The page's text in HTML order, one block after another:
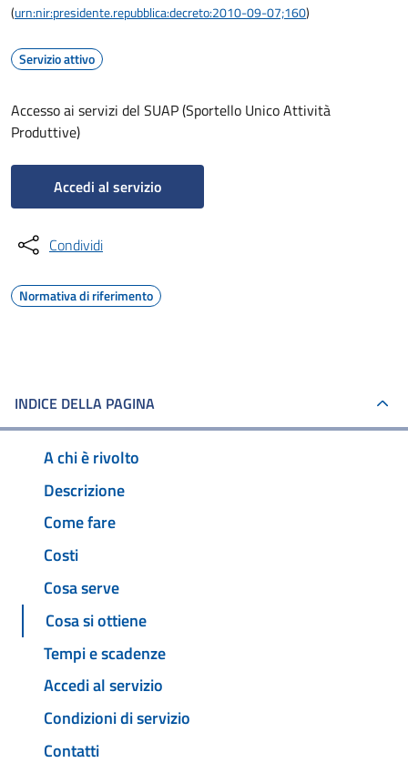
(urn:nir:presidente.repubblica:decreto:2010-09-07;160)
Servizio attivo
Accesso ai servizi del SUAP (Sportello Unico Attività
Produttive)
Accedi al servizio
Condividi
Normativa di riferimento
INDICE DELLA PAGINA
A chi è rivolto
Descrizione
Come fare
Costi
Cosa serve
Cosa si ottiene
Tempi e scadenze
Accedi al servizio
Condizioni di servizio
Contatti